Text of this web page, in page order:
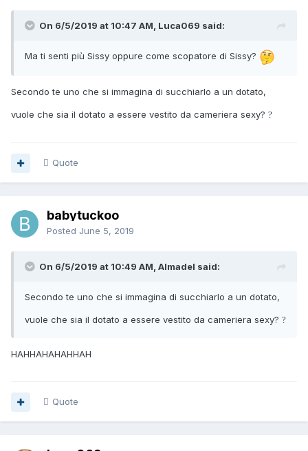
On 6/5/2019 at 10:47 AM, Luca069 said:
Ma ti senti più Sissy oppure come scopatore di Sissy?
Secondo te uno che si immagina di succhiarlo a un dotato,
vuole che sia il dotato a essere vestito da cameriera sexy? ?
Quote
babytuckoo
Posted June 5, 2019
On 6/5/2019 at 10:49 AM, Almadel said:
Secondo te uno che si immagina di succhiarlo a un dotato,
vuole che sia il dotato a essere vestito da cameriera sexy? ?
HAHHAHAHAHHAH
Quote